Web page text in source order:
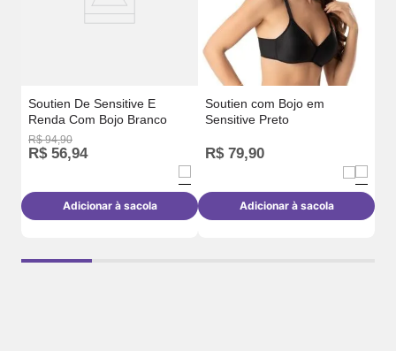
Soutien De Sensitive E
Renda Com Bojo Branco
R$ 94,90
R$ 56,94
Adicionar à sacola
Soutien com Bojo em
Sensitive Preto
R$ 79,90
Adicionar à sacola